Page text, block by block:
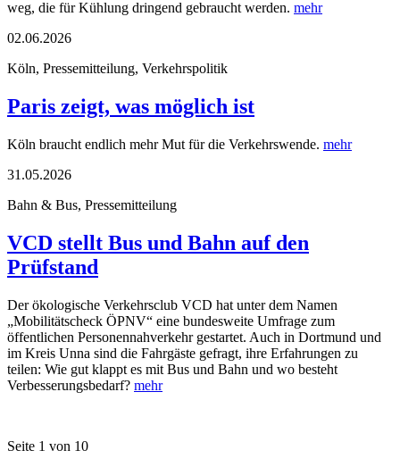
weg, die für Kühlung dringend gebraucht werden. mehr
02.06.2026
Köln, Pressemitteilung, Verkehrspolitik
Paris zeigt, was möglich ist
Köln braucht endlich mehr Mut für die Verkehrswende. mehr
31.05.2026
Bahn & Bus, Pressemitteilung
VCD stellt Bus und Bahn auf den
Prüfstand
Der ökologische Verkehrsclub VCD hat unter dem Namen
„Mobilitätscheck ÖPNV“ eine bundesweite Umfrage zum
öffentlichen Personennahverkehr gestartet. Auch in Dortmund und
im Kreis Unna sind die Fahrgäste gefragt, ihre Erfahrungen zu
teilen: Wie gut klappt es mit Bus und Bahn und wo besteht
Verbesserungsbedarf? mehr
Seite 1 von 10